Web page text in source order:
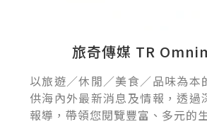
旅奇傳媒 TR
以旅遊／休閒／美食／品味為本
供海內外最新消息及情報，透過
報導，帶領您閱覽豐富、多元的